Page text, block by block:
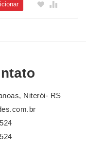
Niterói- RS